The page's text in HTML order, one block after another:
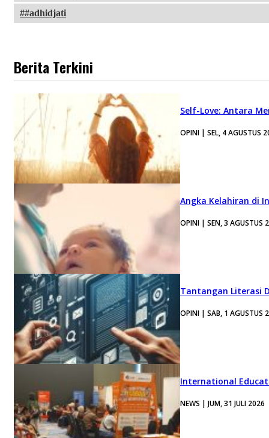
#adhidjati
Berita Terkini
Self-Love: Antara
OPINI | SEL, 4 AGUSTUS
Angka Kelahiran di
OPINI | SEN, 3 AGUSTUS
Tantangan Literasi
OPINI | SAB, 1 AGUSTUS
International
NEWS | JUM, 31 JULI 2026